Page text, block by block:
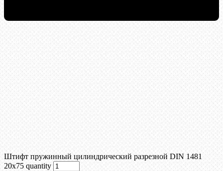
Штифт пружинный цилиндрический разрезной DIN 1481
20х75 quantity